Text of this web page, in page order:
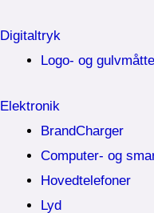
Digitaltryk
Logo- og
Elektronik
BrandCharger
Computer- og
Hovedtelefoner
Lyd